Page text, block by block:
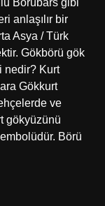
Börübars gibi
anlaşılır bir
Asya / Türk
Gökbörü gök
nedir? Kurt
Gökkurt
ve
gökyüzünü
Börü